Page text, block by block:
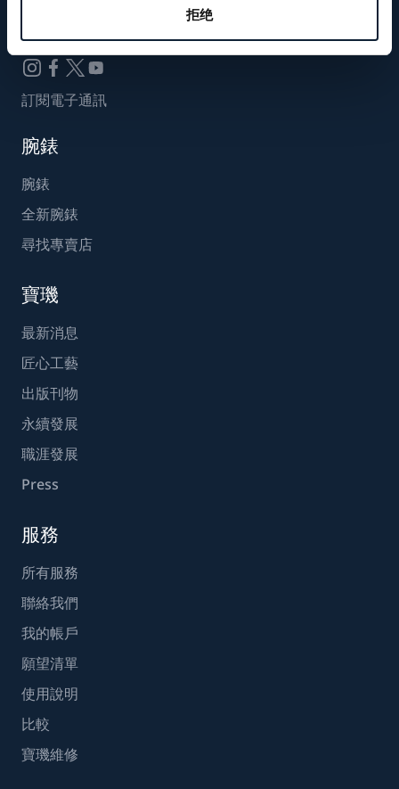
拒绝
Breguet_China
訂閱電子通訊
腕錶
腕錶
全新腕錶
尋找專賣店
寶璣
最新消息
匠心工藝
出版刊物
永續發展
職涯發展
Press
服務
所有服務
聯絡我們
我的帳戶
願望清單
使用說明
比較
寶璣維修